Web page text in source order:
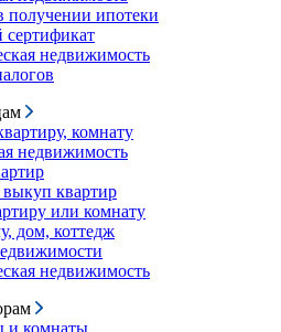
ипотеки
сертификат
недвижимость
комнату
недвижимость
квартир
или комнату
дом, коттедж
недвижимость
и комнаты